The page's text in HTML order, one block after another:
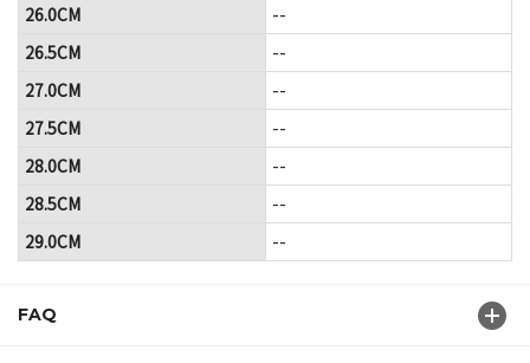
FAQ
26.0CM
--
26.5CM
--
27.0CM
--
27.5CM
--
28.0CM
--
28.5CM
--
29.0CM
--